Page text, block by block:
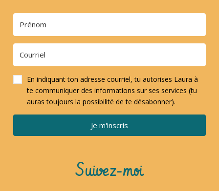
En indiquant ton adresse courriel, tu autorises Laura à
te communiquer des informations sur ses services (tu
auras toujours la possibilité de te désabonner).
Je m'inscris
Suivez-moi